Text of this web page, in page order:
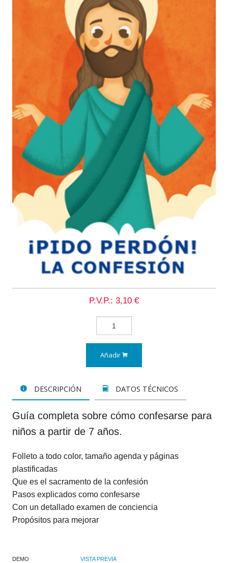
P.V.P.: 3,10 €
Añadir
DESCRIPCIÓN DATOS TÉCNICOS
Guía completa sobre cómo confesarse para
niños a partir de 7 años.
Folleto a todo color, tamaño agenda y páginas
plastificadas
Que es el sacramento de la confesión
Pasos explicados como confesarse
Con un detallado examen de conciencia
Propósitos para mejorar
DEMO VISTA PREVIA